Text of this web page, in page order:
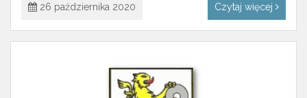
26 października 2020 Czytaj więcej